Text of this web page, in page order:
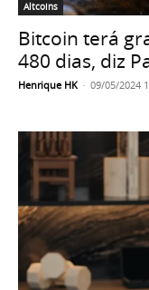
Altcoins
Bitcoin terá
480 dias, diz
Henrique HK - 09/05/2024